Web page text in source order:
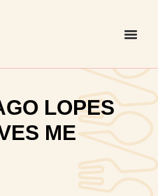
LOPES
ME